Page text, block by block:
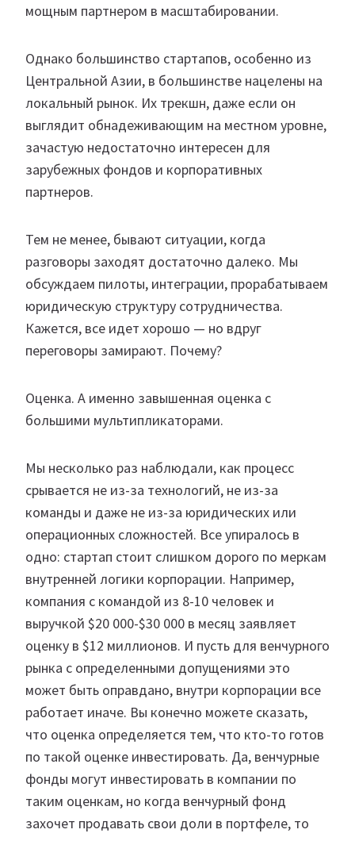
мощным партнером в масштабировании.
Однако большинство стартапов, особенно из
Центральной Азии, в большинстве нацелены на
локальный рынок. Их трекшн, даже если он
выглядит обнадеживающим на местном уровне,
зачастую недостаточно интересен для
зарубежных фондов и корпоративных
партнеров.
Тем не менее, бывают ситуации, когда
разговоры заходят достаточно далеко. Мы
обсуждаем пилоты, интеграции, прорабатываем
юридическую структуру сотрудничества.
Кажется, все идет хорошо — но вдруг
переговоры замирают. Почему?
Оценка. А именно завышенная оценка с
большими мультипликаторами.
Мы несколько раз наблюдали, как процесс
срывается не из-за технологий, не из-за
команды и даже не из-за юридических или
операционных сложностей. Все упиралось в
одно: стартап стоит слишком дорого по меркам
внутренней логики корпорации. Например,
компания с командой из 8-10 человек и
выручкой $20 000-$30 000 в месяц заявляет
оценку в $12 миллионов. И пусть для венчурного
рынка с определенными допущениями это
может быть оправдано, внутри корпорации все
работает иначе. Вы конечно можете сказать,
что оценка определяется тем, что кто-то готов
по такой оценке инвестировать. Да, венчурные
фонды могут инвестировать в компании по
таким оценкам, но когда венчурный фонд
захочет продавать свои доли в портфеле, то